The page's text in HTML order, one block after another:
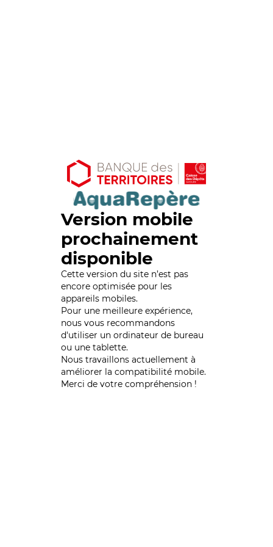
Version mobile
prochainement
disponible
Cette version du site n’est pas
encore optimisée pour les
appareils mobiles.
Pour une meilleure expérience,
nous vous recommandons
d'utiliser un ordinateur de bureau
ou une tablette.
Nous travaillons actuellement à
améliorer la compatibilité mobile.
Merci de votre compréhension !